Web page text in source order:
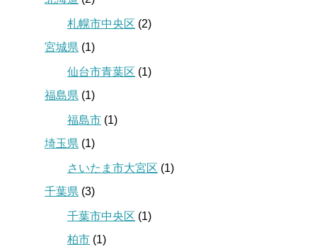
札幌市中央区 (2)
宮城県 (1)
仙台市青葉区 (1)
福島県 (1)
福島市 (1)
埼玉県 (1)
さいたま市大宮区 (1)
千葉県 (3)
千葉市中央区 (1)
柏市 (1)